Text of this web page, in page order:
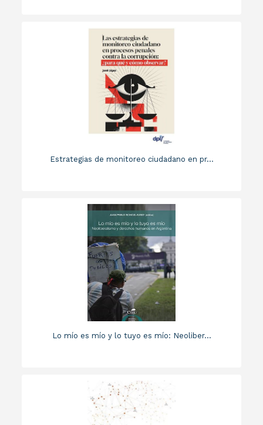
Estrategias de monitoreo ciudadano en pr...
Lo mío es mío y lo tuyo es mío: Neoliber...